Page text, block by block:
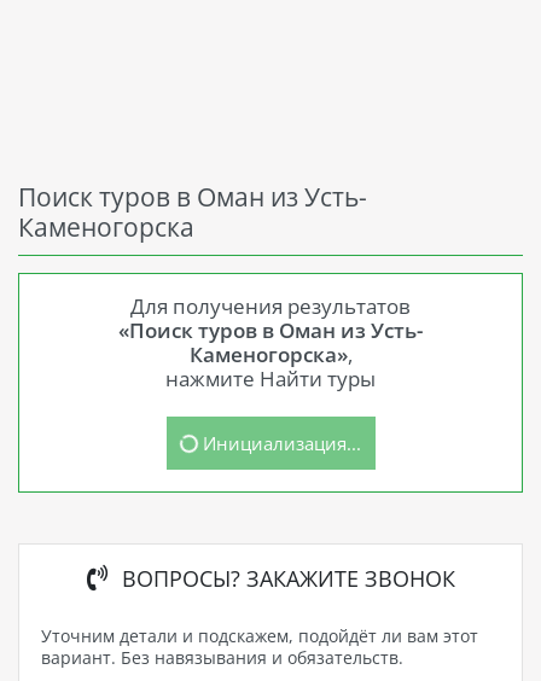
Поиск туров в Оман из Усть-
Каменогорска
Для получения результатов
«Поиск туров в Оман из Усть-
Каменогорска»,
нажмите Найти туры
Инициализация...
ВОПРОСЫ? ЗАКАЖИТЕ ЗВОНОК
Уточним детали и подскажем, подойдёт ли вам этот
вариант. Без навязывания и обязательств.